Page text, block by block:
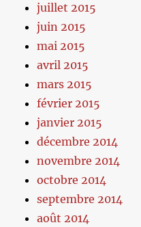
juillet 2015
juin 2015
mai 2015
avril 2015
mars 2015
février 2015
janvier 2015
décembre 2014
novembre 2014
octobre 2014
septembre 2014
août 2014